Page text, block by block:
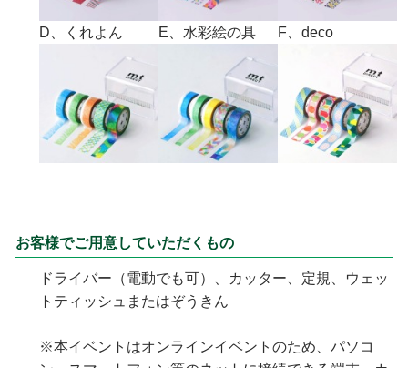
D、くれよん E、水彩絵の具 F、deco
お客様でご用意していただくもの
ドライバー（電動でも可）、カッター、定規、ウェッ
トティッシュまたはぞうきん
※本イベントはオンラインイベントのため、パソコ